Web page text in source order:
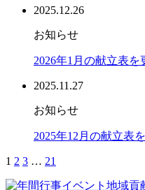
2025.12.26
お知らせ
2026年1月の献立表を
2025.11.27
お知らせ
2025年12月の献立表
1 2 3 … 21